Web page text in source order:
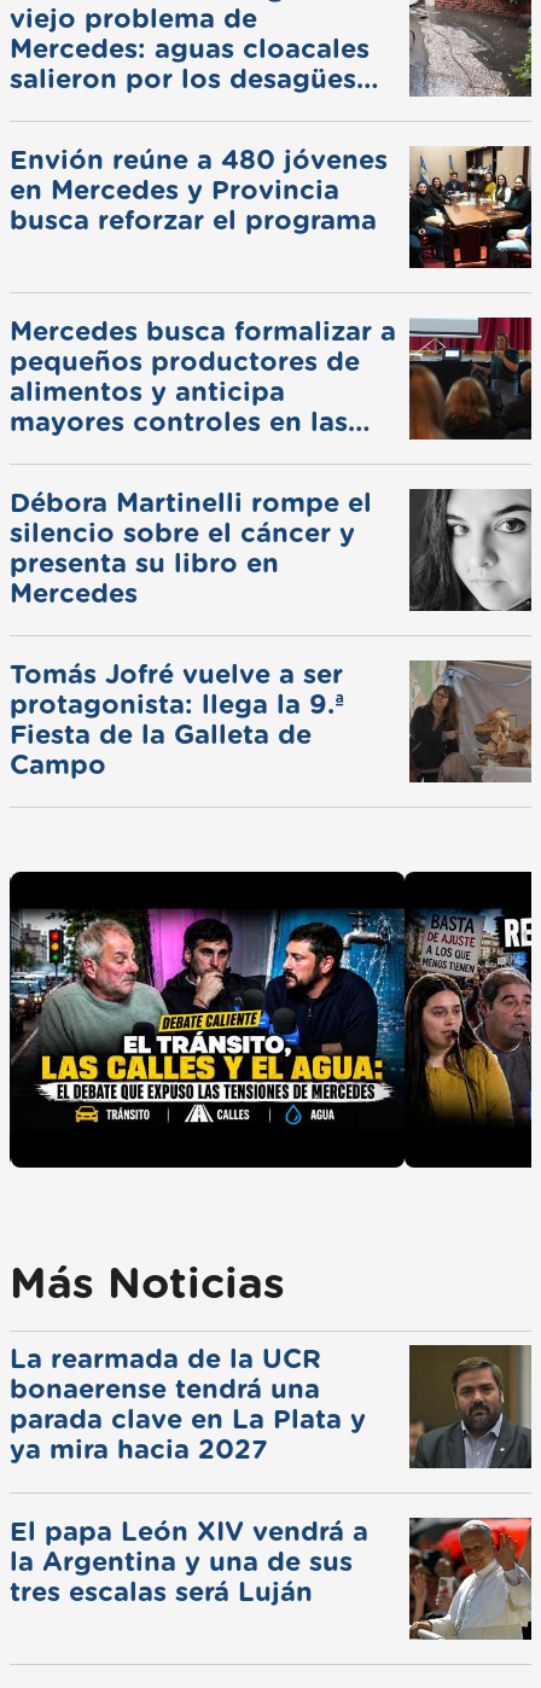
viejo problema de
Mercedes: aguas cloacales
salieron por los desagües
Envión reúne a 480 jóvenes
en Mercedes y Provincia
busca reforzar el programa
Mercedes busca formalizar a
pequeños productores de
alimentos y anticipa
mayores controles en las
Débora Martinelli rompe el
silencio sobre el cáncer y
presenta su libro en
Mercedes
Tomás Jofré vuelve a ser
protagonista: llega la 9.ª
Fiesta de la Galleta de
Campo
Más Noticias
La rearmada de la UCR
bonaerense tendrá una
parada clave en La Plata y
ya mira hacia 2027
El papa León XIV vendrá a
la Argentina y una de sus
tres escalas será Luján